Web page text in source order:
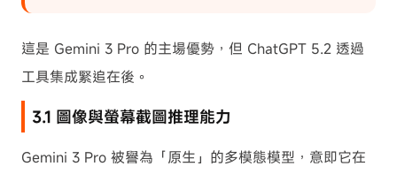
這是 Gemini 3 Pro 的主場優勢，但 ChatGPT 5.2 透過
工具集成緊追在後。
3.1 圖像與螢幕截圖推理能力
Gemini 3 Pro 被譽為「原生」的多模態模型，意即它在